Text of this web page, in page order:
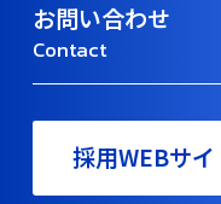
お問い合わせ
Contact
採用WEBサイ